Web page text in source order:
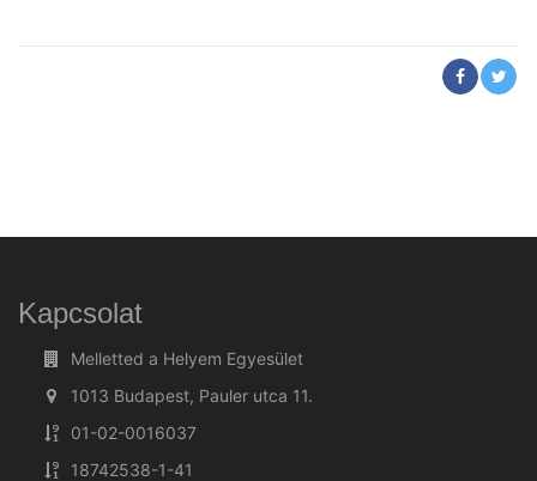
Kapcsolat
Melletted a Helyem Egyesület
1013 Budapest, Pauler utca 11.
01-02-0016037
18742538-1-41